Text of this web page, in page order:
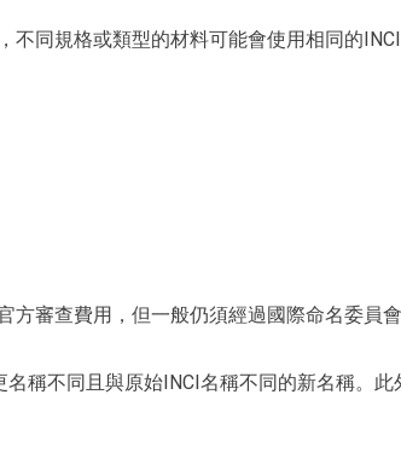
不同規格或類型的材料可能會使用相同的
方審查費用，但一般仍須經過國際命名委員會
稱不同且與原始INCI名稱不同的新名稱。此